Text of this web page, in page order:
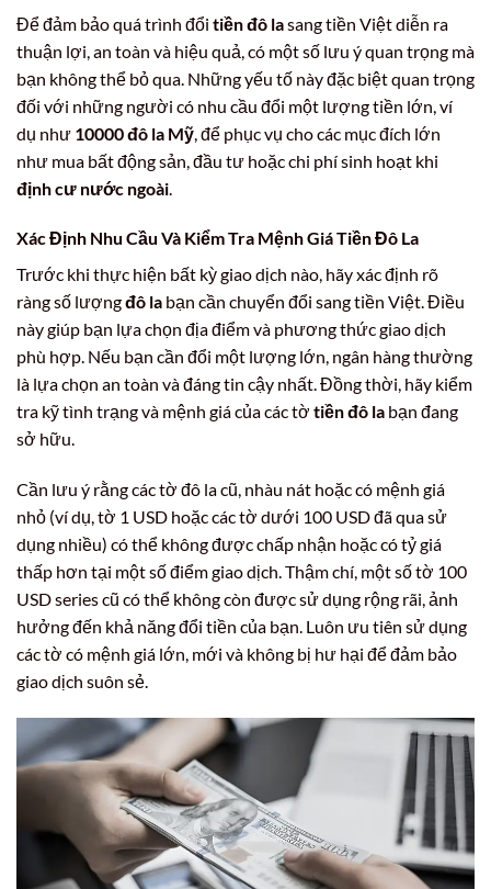
Để đảm bảo quá trình đổi tiền đô lasang tiền Việt diễn ra
thuận lợi, an toàn và hiệu quả, có một số lưu ý quan trọng mà
bạn không thể bỏ qua. Những yếu tố này đặc biệt quan trọng
đối với những người có nhu cầu đổi một lượng tiền lớn, ví
dụ như 10000 đô la Mỹ , để phục vụ cho các mục đích lớn
như mua bất động sản, đầu tư hoặc chi phí sinh hoạt khi
định cư nước ngoài
Xác Định Nhu Cầu Và Kiểm Tra Mệnh Giá Tiền Đô La
Trước khi thực hiện bất kỳ giao dịch nào, hãy xác định rõ
ràng số lượngđô la bạn cần chuyển đổi sang tiền Việt. Điều
này giúp bạn lựa chọn địa điểm và phương thức giao dịch
phù hợp. Nếu bạn cần đổi một lượng lớn, ngân hàng thường
là lựa chọn an toàn và đáng tin cậy nhất. Đồng thời, hãy kiểm
tra kỹ tình trạng và mệnh giá của các tờ tiền đô la bạn đang
sở hữu.
Cần lưu ý rằng các tờ đô la cũ, nhàu nát hoặc có mệnh giá
nhỏ (ví dụ, tờ 1 USD hoặc các tờ dưới 100 USD đã qua sử
dụng nhiều) có thể không được chấp nhận hoặc có tỷ giá
thấp hơn tại một số điểm giao dịch. Thậm chí, một số tờ 100
USD series cũ có thể không còn được sử dụng rộng rãi, ảnh
hưởng đến khả năng đổi tiền của bạn. Luôn ưu tiên sử dụng
các tờ có mệnh giá lớn, mới và không bị hư hại để đảm bảo
giao dịch suôn sẻ.